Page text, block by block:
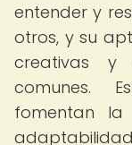
entender y
otros, y su
creativas y
comunes.
fomentan